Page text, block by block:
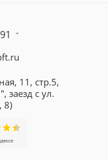
11, стр.5,
заезд с ул.
8)